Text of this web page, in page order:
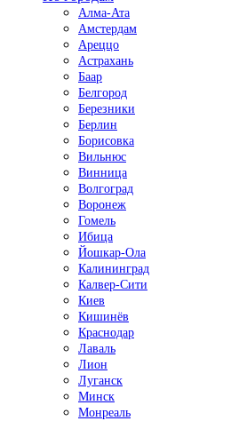
Алма-Ата
Амстердам
Ареццо
Астрахань
Баар
Белгород
Березники
Берлин
Борисовка
Вильнюс
Винница
Волгоград
Воронеж
Гомель
Ибица
Йошкар-Ола
Калининград
Калвер-Сити
Киев
Кишинёв
Краснодар
Лаваль
Лион
Луганск
Минск
Монреаль